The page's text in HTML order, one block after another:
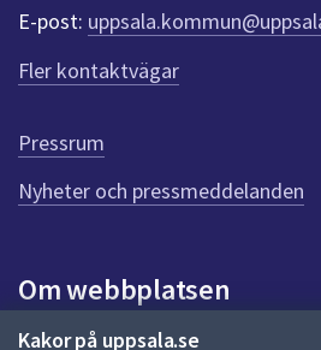
Kakor på uppsala.se
r
ö
e
n
n
i
d
a
E-post:
Fler kontaktvägar
Pressrum
Nyheter och pressmeddelanden
Om webbplatsen
Om webbplatsen